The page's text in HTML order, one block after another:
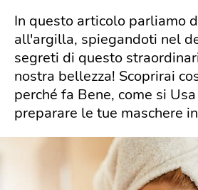
In questo articolo parliamo
all'argilla, spiegandoti nel
segreti di questo
nostra bellezza! Scoprirai
perché fa Bene, come si
preparare le tue maschere